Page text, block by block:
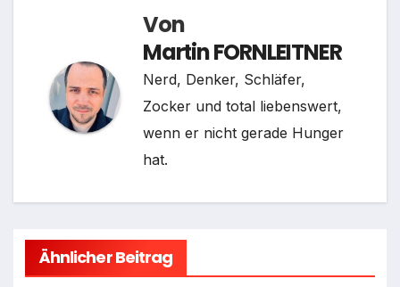
Von
Martin FORNLEITNER
Nerd, Denker, Schläfer,
Zocker und total liebenswert,
wenn er nicht gerade Hunger
hat.
Ähnlicher Beitrag